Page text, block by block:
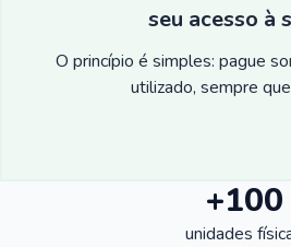
seu acesso à
O princípio é simples: pague
utilizado, sempre
+100
unidades